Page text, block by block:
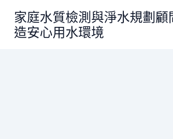
家庭水質檢測與淨水規劃顧
造安心用水環境